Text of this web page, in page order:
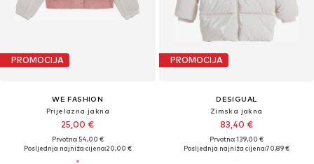
PROMOCIJA
WE FASHION
Prijelazna jakna
25,00 €
Prvotno: 54,00 €
Posljednja najniža cijena:20,00 €
PROMOCIJA
DESIGUAL
Zimska jakna
83,40 €
Prvotno: 139,00 €
Posljednja najniža cijena:70,89 €